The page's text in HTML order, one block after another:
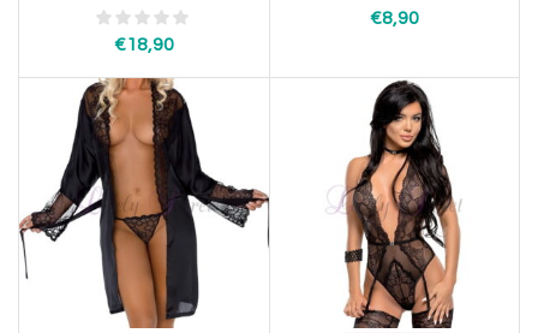
€18,90
€8,90